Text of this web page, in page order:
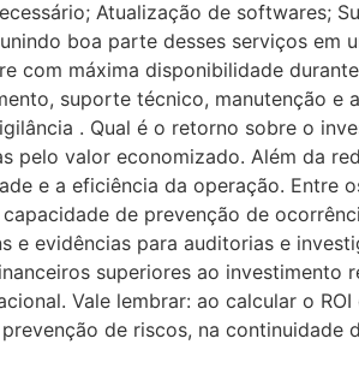
Atualização de softwares;
boa parte desses serviços
com máxima disponibilidade
suporte técnico, manutenção
. Qual é o retorno sobre o
pelo valor economizado. Além da
e a eficiência da operação. Entre
de prevenção de
e evidências para auditorias e
superiores ao
Vale lembrar: ao calcular o
de riscos, na